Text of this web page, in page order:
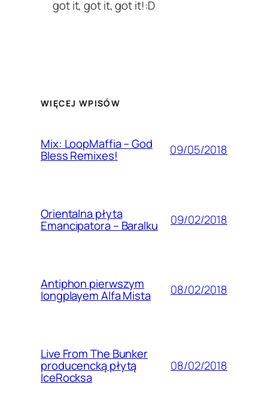
got it, got it, got it!:D
WIĘCEJ WPISÓW
Mix: LoopMaffia – God
Bless Remixes! 09/05/2018
Orientalna płyta
Emancipatora – Baralku 09/02/2018
Antiphon pierwszym
longplayem Alfa Mista 08/02/2018
Live From The Bunker
producencką płytą
IceRocksa
08/02/2018